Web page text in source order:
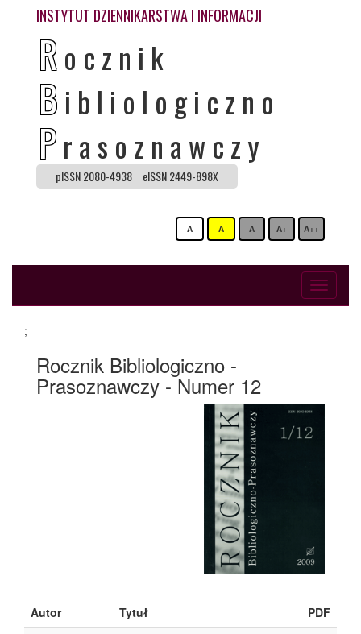
INSTYTUT DZIENNIKARSTWA I INFORMACJI
Rocznik
B ibliologiczno
Prasoznawczy
pISSN 2080-4938 eISSN 2449-898X
A A A A+ A++
Toggle
;
Rocznik Bibliologiczno -
Prasoznawczy - Numer 12
Autor Tytuł
PDF